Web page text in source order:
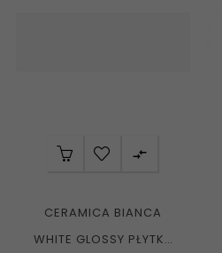

CERAMICA BIANCA
WHITE GLOSSY PŁYTKA